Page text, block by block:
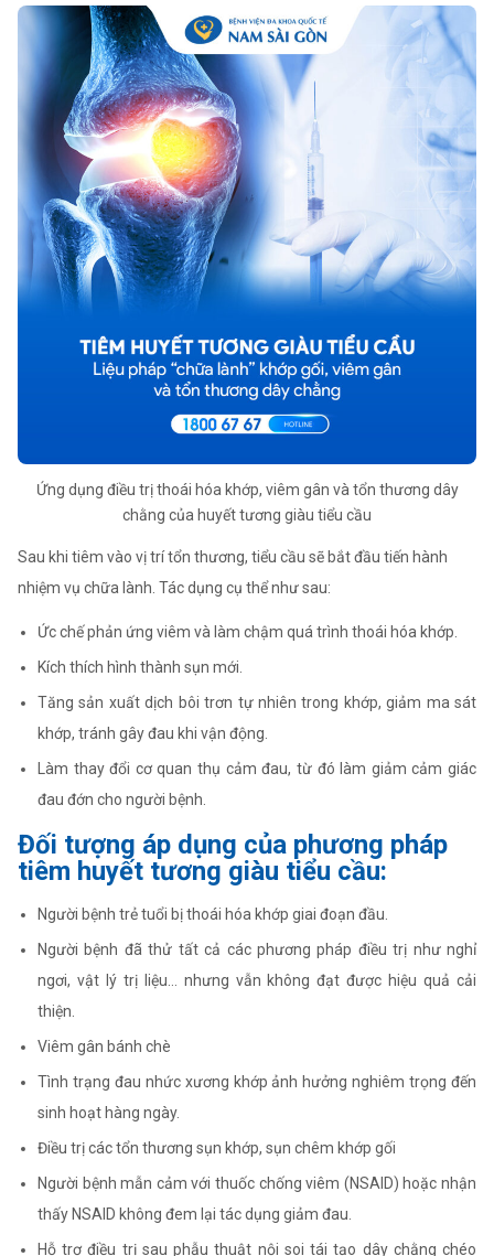
Ứng dụng điều trị thoái hóa khớp, viêm gân và tổn thương dây
chằng của huyết tương giàu tiểu cầu
Sau khi tiêm vào vị trí tổn thương, tiểu cầu sẽ bắt đầu tiến hành
nhiệm vụ chữa lành. Tác dụng cụ thể như sau:
Ức chế phản ứng viêm và làm chậm quá trình thoái hóa khớp.
Kích thích hình thành sụn mới.
Tăng sản xuất dịch bôi trơn tự nhiên trong khớp, giảm ma sát
khớp, tránh gây đau khi vận động.
Làm thay đổi cơ quan thụ cảm đau, từ đó làm giảm cảm giác
đau đớn cho người bệnh.
Đối tượng áp dụng của phương pháp
tiêm huyết tương giàu tiểu cầu:
Người bệnh trẻ tuổi bị thoái hóa khớp giai đoạn đầu.
Người bệnh đã thử tất cả các phương pháp điều trị như nghỉ
ngơi, vật lý trị liệu… nhưng vẫn không đạt được hiệu quả cải
thiện.
Viêm gân bánh chè
Tình trạng đau nhức xương khớp ảnh hưởng nghiêm trọng đến
sinh hoạt hàng ngày.
Điều trị các tổn thương sụn khớp, sụn chêm khớp gối
Người bệnh mẫn cảm với thuốc chống viêm (NSAID) hoặc nhận
thấy NSAID không đem lại tác dụng giảm đau.
Hỗ trợ điều trị sau phẫu thuật nội soi tái tạo dây chằng chéo